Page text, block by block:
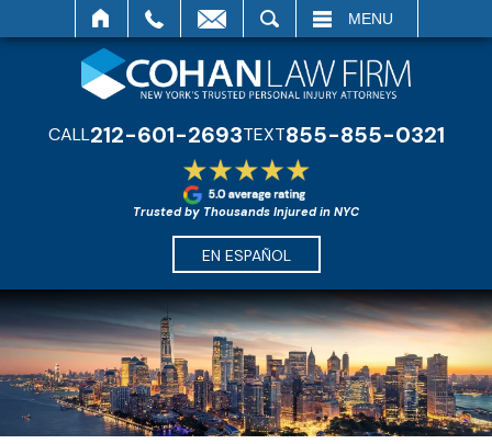
MENU
CALL212-601-2693TEXT855-855-0321
Trusted by Thousands Injured in NYC
EN ESPAÑOL